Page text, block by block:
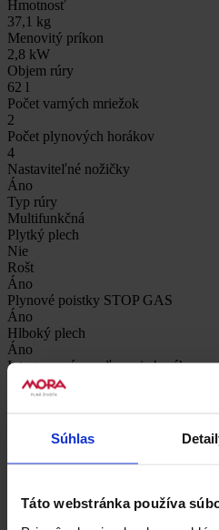
Súhlas
Táto webstránka používa
Hmotnosť
37,1 kg
Menovitý príkon
2,8 kW
Objem rúry
62 l
Počet varných mriežok
2
Počet plynových horákov
4
Nastaviteľné nožičky
Áno
Typ rúry
Multifunkčná
Plytký plech
Nie
Rošt
Áno
Plynové poistky STOP GAS
Áno
Hlboký plech
Áno
Integrované zapaľovanie horákov
Áno
Typ odkladacieho priestoru
Materiál varnej mriežky
Smaltovaná oceľ
Typ varnej mriežky
Príklop sporáka
Ne